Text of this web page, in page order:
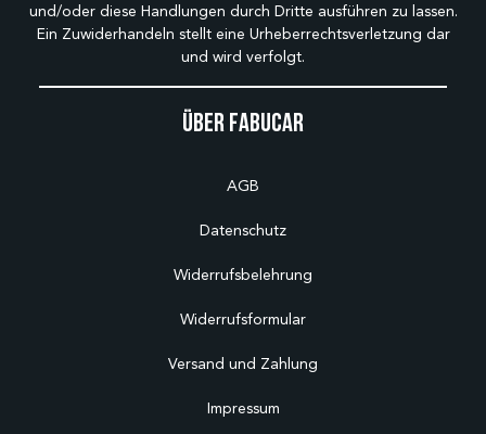
Über Fabucar
AGB
Datenschutz
Widerrufsbelehrung
Widerrufsformular
Versand und Zahlung
Impressum
und/oder diese Handlungen durch Dritte ausführen zu lassen.
Ein Zuwiderhandeln stellt eine Urheberrechtsverletzung dar
und wird verfolgt.